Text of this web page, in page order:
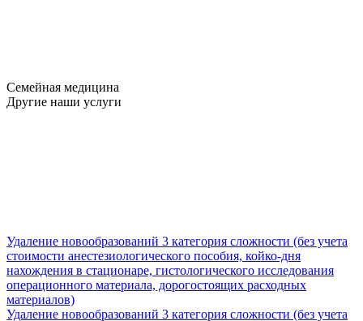
Семейная медицина
Другие наши услуги
Удаление новообразований 3 категория сложности (без учета
стоимости анестезиологического пособия, койко-дня
нахождения в стационаре, гистологического исследования
операционного материала, дорогостоящих расходных
материалов)
Удаление новообразований 3 категория сложности (без учета